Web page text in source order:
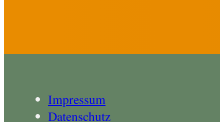
Impressum
Datenschutz